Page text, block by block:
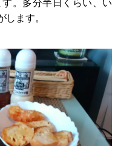
。多分半日くらい、い
ます。